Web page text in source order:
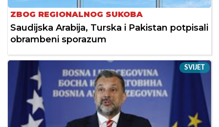
ZBOG REGIONALNOG SUKOBA
Saudijska Arabija, Turska i Pakistan potpisali
obrambeni sporazum
SVIJET